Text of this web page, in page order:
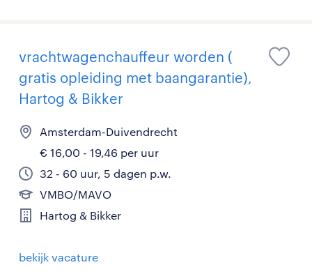
vrachtwagenchauffeur worden (
gratis opleiding met baangarantie),
Hartog & Bikker
Amsterdam-Duivendrecht
€ 16,00 - 19,46 per uur
32 - 60 uur, 5 dagen p.w.
VMBO/MAVO
Hartog & Bikker
bekijk vacature